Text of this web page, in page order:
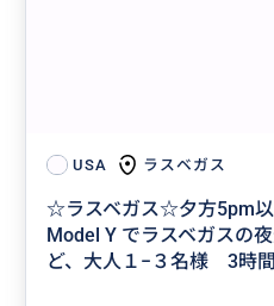
USA ラスベガス
☆ラスベガス☆夕方5pm以
Model Y でラスベガスの
ど、大人１−３名様 3時